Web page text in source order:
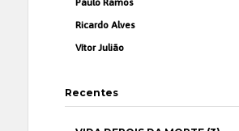
Paulo Ramos
Ricardo Alves
Vítor Julião
Recentes